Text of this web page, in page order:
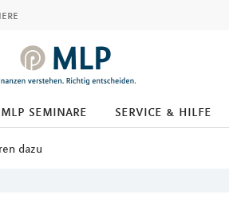
mlp seminare service & hilfe
dazu